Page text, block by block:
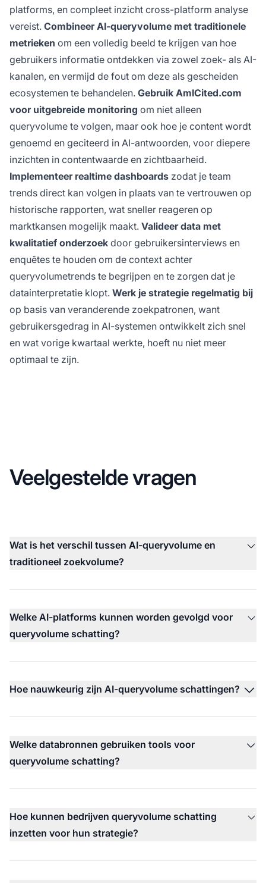
platforms, en compleet inzicht cross-platform analyse
vereist. Combineer AI-queryvolume met traditionele
metrieken om een volledig beeld te krijgen van hoe
gebruikers informatie ontdekken via zowel zoek- als AI-
kanalen, en vermijd de fout om deze als gescheiden
ecosystemen te behandelen. Gebruik AmICited.com
voor uitgebreide monitoring om niet alleen
queryvolume te volgen, maar ook hoe je content wordt
genoemd en geciteerd in AI-antwoorden, voor diepere
inzichten in contentwaarde en zichtbaarheid.
Implementeer realtime dashboards zodat je team
trends direct kan volgen in plaats van te vertrouwen op
historische rapporten, wat sneller reageren op
marktkansen mogelijk maakt. Valideer data met
kwalitatief onderzoek door gebruikersinterviews en
enquêtes te houden om de context achter
queryvolumetrends te begrijpen en te zorgen dat je
datainterpretatie klopt. Werk je strategie regelmatig bij
op basis van veranderende zoekpatronen, want
gebruikersgedrag in AI-systemen ontwikkelt zich snel
en wat vorige kwartaal werkte, hoeft nu niet meer
optimaal te zijn.
Veelgestelde vragen
Wat is het verschil tussen AI-queryvolume en
traditioneel zoekvolume?
Welke AI-platforms kunnen worden gevolgd voor
queryvolume schatting?
Hoe nauwkeurig zijn AI-queryvolume schattingen?
Welke databronnen gebruiken tools voor
queryvolume schatting?
Hoe kunnen bedrijven queryvolume schatting
inzetten voor hun strategie?